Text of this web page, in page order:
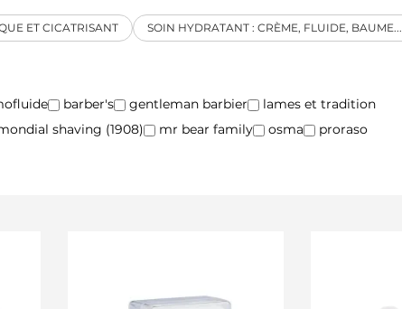
ET CICATRISANT SOIN HYDRATANT : CRÈME, FLUIDE, BAUME...
barber's gentleman barbier
lames et tradition
shaving (1908) mr bear family osma proraso